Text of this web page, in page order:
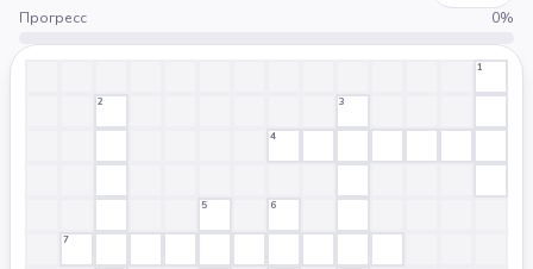
Прогресс 0%
1
2 3
4
5 6
7